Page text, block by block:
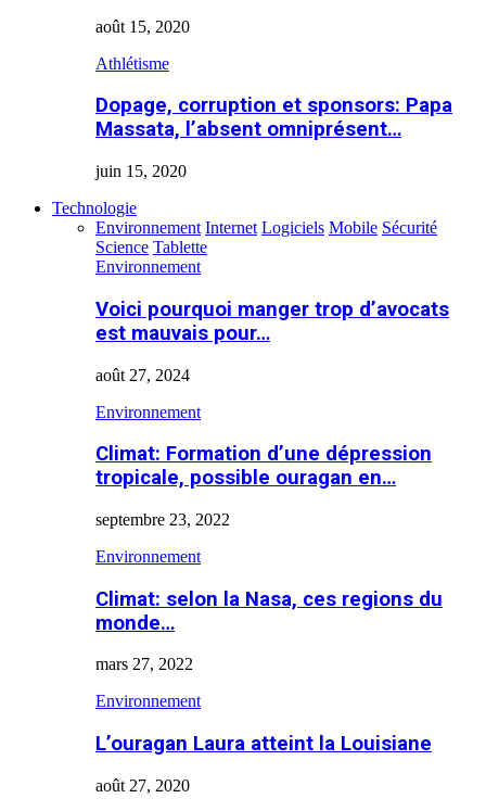
août 15, 2020
Athlétisme
Dopage, corruption et sponsors: Papa
Massata, l’absent omniprésent…
juin 15, 2020
Technologie
Environnement Internet Logiciels Mobile Sécurité
Science Tablette
Environnement
Voici pourquoi manger trop d’avocats
est mauvais pour…
août 27, 2024
Environnement
Climat: Formation d’une dépression
tropicale, possible ouragan en…
septembre 23, 2022
Environnement
Climat: selon la Nasa, ces regions du
monde…
mars 27, 2022
Environnement
L’ouragan Laura atteint la Louisiane
août 27, 2020